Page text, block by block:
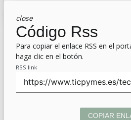
close
Código Rss
Para copiar el enlace RSS en el
haga clic en el botón.
RSS link
COPIAR